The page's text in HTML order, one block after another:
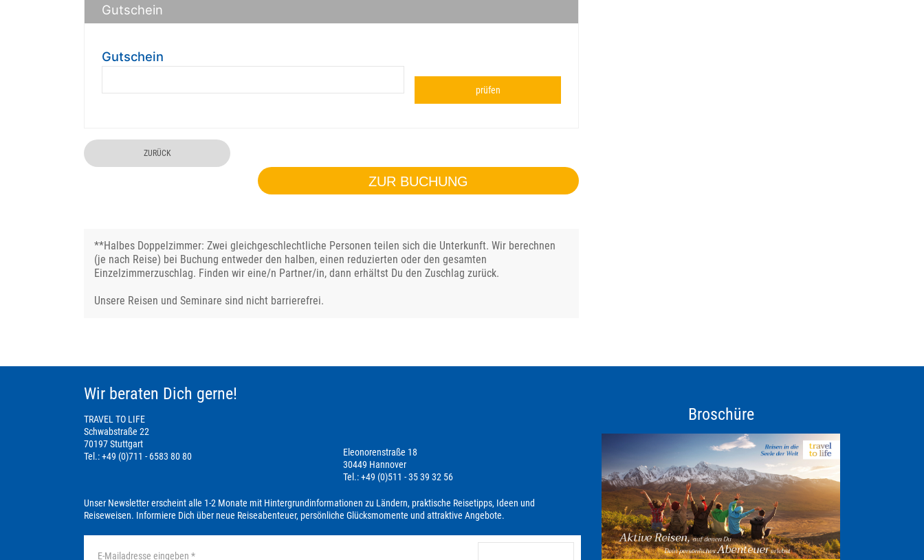
Gutschein
Gutschein
prüfen
ZURÜCK
ZUR BUCHUNG
**Halbes Doppelzimmer: Zwei gleichgeschlechtliche Personen teilen sich die Unterkunft. Wir berechnen
(je nach Reise) bei Buchung entweder den halben, einen reduzierten oder den gesamten
Einzelzimmerzuschlag. Finden wir eine/n Partner/in, dann erhältst Du den Zuschlag zurück.
Unsere Reisen und Seminare sind nicht barrierefrei.
Wir beraten Dich gerne!
TRAVEL TO LIFE
Schwabstraße 22
70197 Stuttgart
Tel.: +49 (0)711 - 6583 80 80
Eleonorenstraße 18
30449 Hannover
Tel.: +49 (0)511 - 35 39 32 56
Unser Newsletter erscheint alle 1-2 Monate mit Hintergrundinformationen zu Ländern, praktische Reisetipps, Ideen und
Reiseweisen. Informiere Dich über neue Reiseabenteuer, persönliche Glücksmomente und attraktive Angebote.
Broschüre